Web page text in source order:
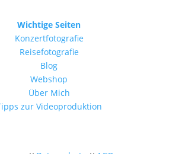
Wichtige Seiten
Konzertfotografie
Reisefotografie
Blog
Webshop
Über Mich
zur Videoproduktion